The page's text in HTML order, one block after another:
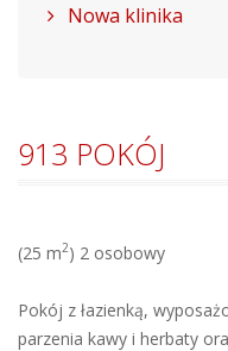
Nowa klinika
913 POKÓJ
(25 m2) 2 osobowy
Pokój z łazienką,
parzenia kawy i herbaty